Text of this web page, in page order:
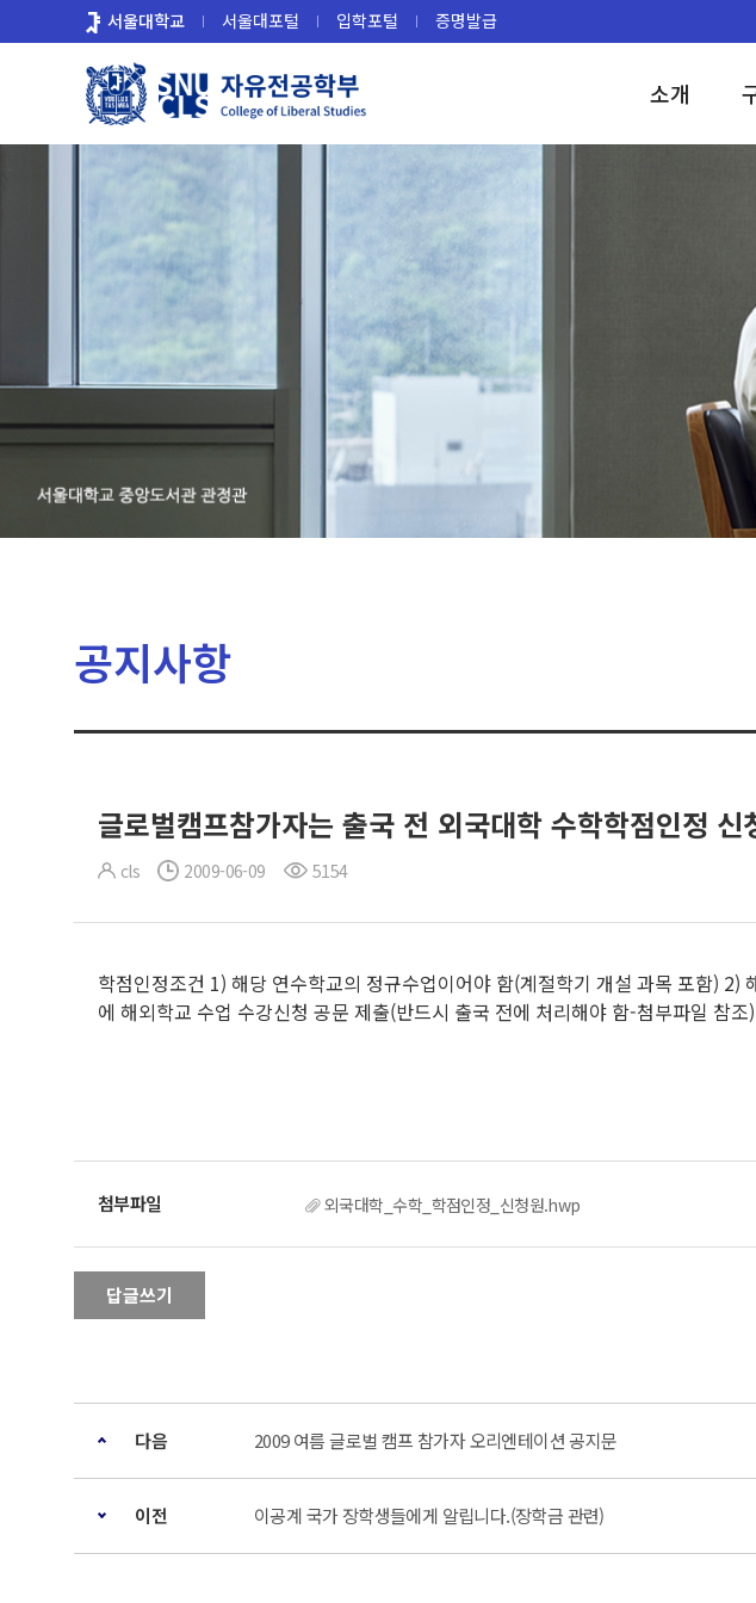
로
서울대학교 서울대포털 입학포털 증명발급
소개
공지사항
글로벌캠프참가자는 출국 전 외국대학 수학학점인정
cls 2009-06-09 5154
학점인정조건 1) 해당 연수학교의 정규수업이어야 함(계절학기 개설 과목 포함)
에 해외학교 수업 수강신청 공문 제출(반드시 출국 전에 처리해야 함-첨부파일 참
외국대학_수학_학점인정_신청원.hwp
답글쓰기
다음 2009 여름 글로벌 캠프 참가자 오리엔테이션 공지문
이전 이공계 국가 장학생들에게 알립니다.(장학금 관련)